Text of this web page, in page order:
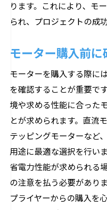
特定用途におけ
異なる用途で
用途に応じた
ります。これにより、モ
られ、プロジェクトの成
モーター購入前
モーターを購入する際に
を確認することが重要で
境や求める性能に合った
とが求められます。直流
テッピングモーターなど
用途に最適な選択を行い
省電力性能が求められる
の注意を払う必要があり
プライヤーからの購入を